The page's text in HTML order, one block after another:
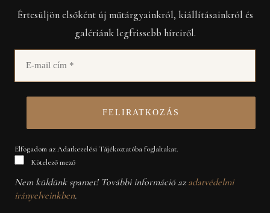
Értesüljön elsőként új műtárgyainkról, kiállításainkról és
galériánk legfrissebb híreiről.
Elfogadom az Adatkezelési Tájékoztatóba foglaltakat.
Kötelező mező
Nem küldünk spamet! További információ az adatvédelmi
irányelveinkben.